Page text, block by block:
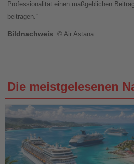
Professionalität einen maßgeblichen
beitragen.“
Bildnachweis: © Air Astana
Die meistgelesenen